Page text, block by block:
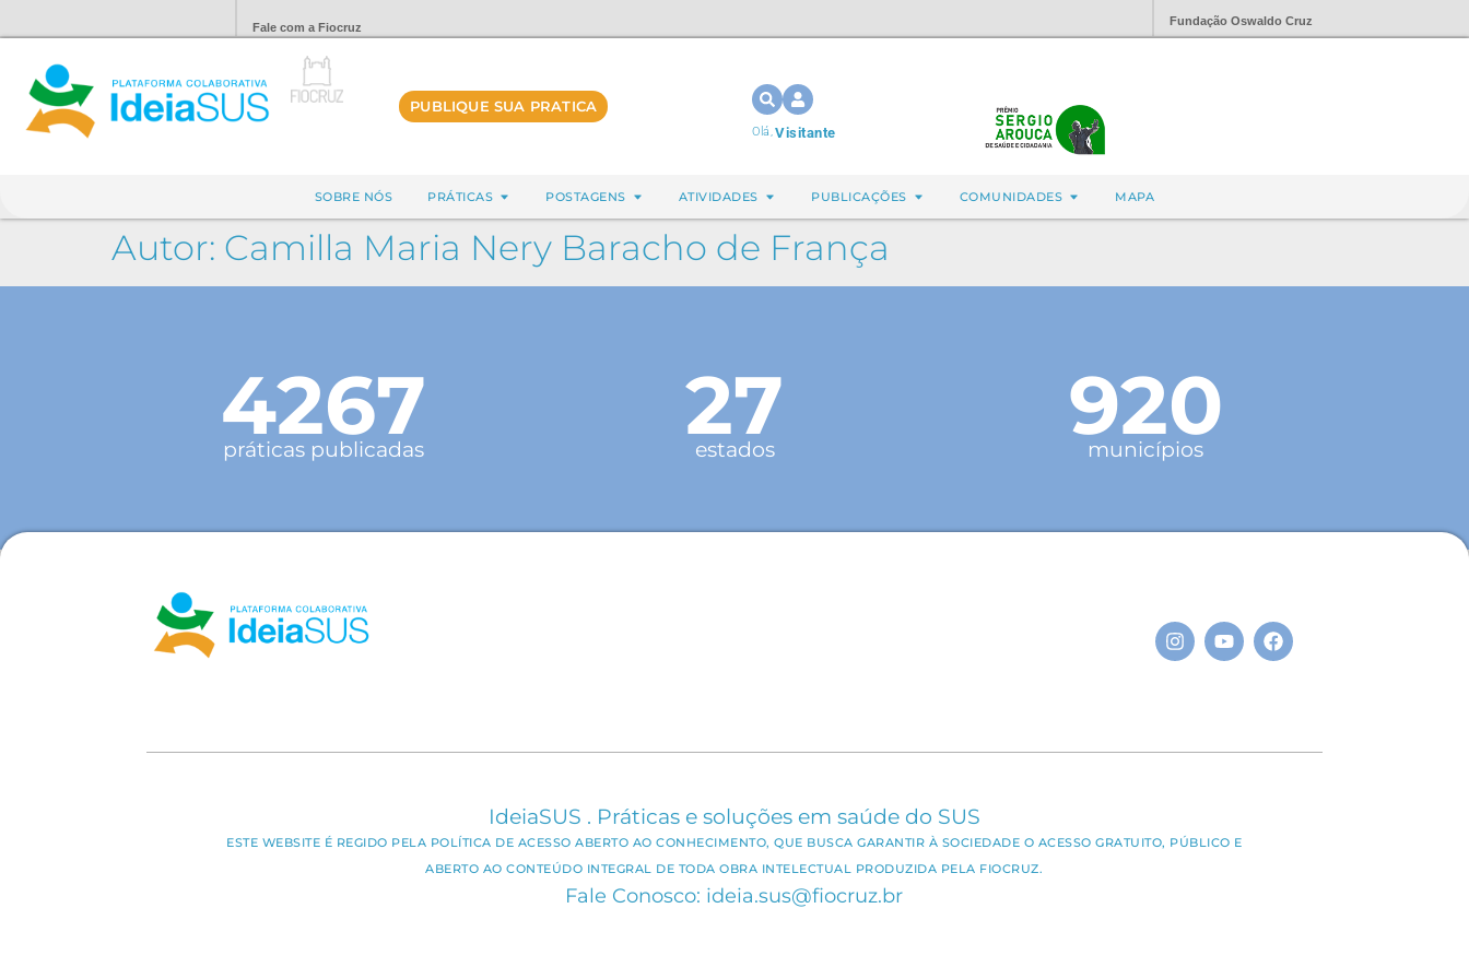
Fale com a Fiocruz Fundação Oswaldo Cruz
PUBLIQUE SUA PRATICA
Olá,Visitante
SOBRE NÓS PRÁTICAS POSTAGENS ATIVIDADES PUBLICAÇÕES COMUNIDADES MAPA
Autor: Camilla Maria Nery Baracho de França
4267
práticas publicadas 27
estados 920
municípios
IdeiaSUS . Práticas e soluções em saúde do SUS
ESTE WEBSITE É REGIDO PELA POLÍTICA DE ACESSO ABERTO AO CONHECIMENTO, QUE BUSCA GARANTIR À SOCIEDADE O ACESSO GRATUITO, PÚBLICO E
ABERTO AO CONTEÚDO INTEGRAL DE TODA OBRA INTELECTUAL PRODUZIDA PELA FIOCRUZ.
Fale Conosco: ideia.sus@fiocruz.br